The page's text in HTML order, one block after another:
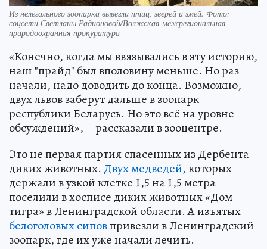
Из нелегального зоопарка вывезли птиц, зверей и змей. Фото:
соцсети Светланы Радионовой/Волжская межрегиональная
природоохранная прокуратура
«Конечно, когда мы ввязывались в эту историю,
наш "прайд" был вполовину меньше. Но раз
начали, надо доводить до конца. Возможно,
двух львов заберут дальше в зоопарк
республики Беларусь. Но это всё на уровне
обсуждений», – рассказали в зооцентре.
Это не первая партия спасенных из Дербента
диких животных. Двух медведей,которых
держали в узкой клетке 1,5 на 1,5 метра
поселили в хосписе диких животных «Дом
тигра» в Ленинградской области. А изъятых
белоголовых сиповпривезли в Ленинградский
зоопарк, где их уже начали лечить.